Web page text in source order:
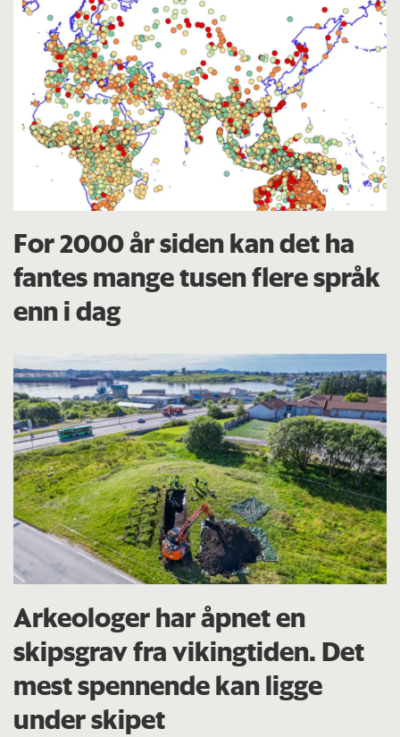
For 2000 år siden kan det ha
fantes mange tusen flere språk
enn i dag
Arkeologer har åpnet en
skipsgrav fra vikingtiden. Det
mest spennende kan ligge
under skipet